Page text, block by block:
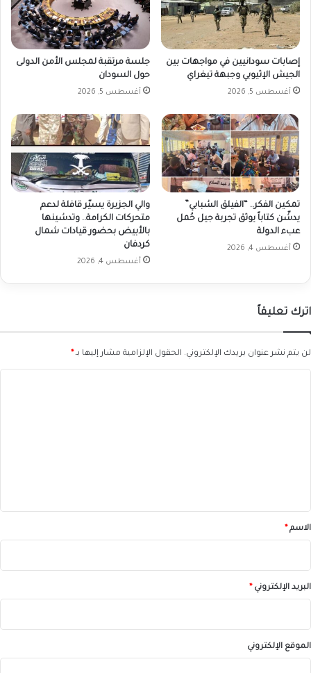
إصابات سودانيين في مواجهات بين
الجيش الإثيوبي وجبهة تيغراي
أغسطس 5, 2026
جلسة مرتقبة لمجلس الأمن الدولى
حول السودان
أغسطس 5, 2026
تمكين الفكر.. “الفيلق الشبابي”
يدشّن كتاباً يوثق تجربة جيل حُمل
عبء الدولة
أغسطس 4, 2026
والي الجزيرة يسيّر قافلة لدعم
متحركات الكرامة.. وتدشينها
بالأبيض بحضور قيادات شمال
كردفان
أغسطس 4, 2026
اترك تعليقاً
لن يتم نشر عنوان بريدك الإلكتروني. الحقول الإلزامية مشار إليها بـ*
*الاسم*
البريد الإلكتروني*
الموقع الإلكتروني